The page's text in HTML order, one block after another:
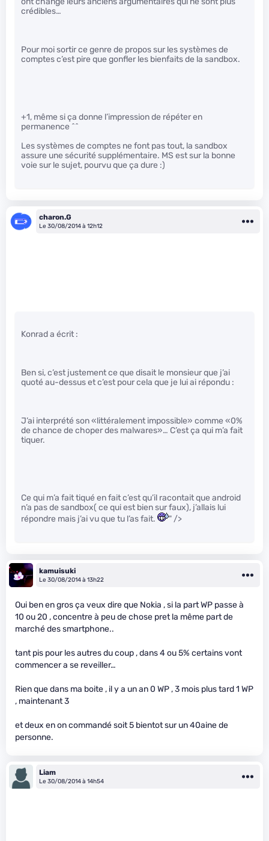
crédibles…
Pour moi sortir ce genre de propos sur les systèmes de
comptes c’est pire que gonfler les bienfaits de la sandbox.
+1, même si ça donne l’impression de répéter en
permanence ^^
Les systèmes de comptes ne font pas tout, la sandbox
assure une sécurité supplémentaire. MS est sur la bonne
voie sur le sujet, pourvu que ça dure :)
charon.G
Le 30/08/2014 à 12h12
Konrad a écrit :
Ben si, c’est justement ce que disait le monsieur que j’ai
quoté au-dessus et c’est pour cela que je lui ai répondu :
J’ai interprété son «littéralement impossible» comme «0%
de chance de choper des malwares»… C’est ça qui m’a fait
tiquer.
Ce qui m’a fait tiqué en fait c’est qu’il racontait que android
n’a pas de sandbox( ce qui est bien sur faux), j’allais lui
répondre mais j’ai vu que tu l’as fait.
" />
kamuisuki
Le 30/08/2014 à 13h22
Oui ben en gros ça veux dire que Nokia , si la part WP passe à
10 ou 20 , concentre à peu de chose pret la même part de
marché des smartphone..
tant pis pour les autres du coup , dans 4 ou 5% certains vont
commencer a se reveiller…
Rien que dans ma boite , il y a un an 0 WP , 3 mois plus tard 1 WP
, maintenant 3
et deux en on commandé soit 5 bientot sur un 40aine de
personne.
Liam
Le 30/08/2014 à 14h54